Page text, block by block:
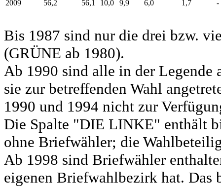
2009
56,2 56,1 10,0 9,9 6,0 1,7 -
Bis 1987 sind nur die drei bzw.
(GRÜNE ab 1980).
Ab 1990 sind alle in der Legende
sie zur betreffenden Wahl
1990 und 1994 nicht zur
Die Spalte "DIE LINKE" enthält
ohne Briefwähler; die
Ab 1998 sind Briefwähler
eigenen Briefwahlbezirk hat.